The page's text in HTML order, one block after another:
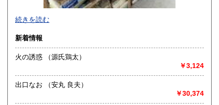
-
沿線名：-
最寄駅：-
営業時間：-
定休日：-
書籍の買取について
続きを読む
新着情報
火の誘惑 （源氏鶏太）
￥3,124
出口なお （安丸 良夫）
￥30,374